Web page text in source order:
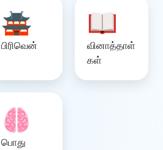
பிரிவென்
வினாத்தாள்
கள்
பொது